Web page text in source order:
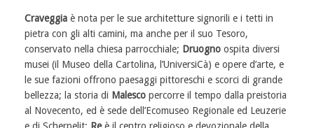
Craveggia è nota per le sue architetture signorili e i tetti in
pietra con gli alti camini, ma anche per il suo Tesoro,
conservato nella chiesa parrocchiale; Druogno ospita diversi
musei (il Museo della Cartolina, l’UniversiCà) e opere d’arte, e
le sue fazioni offrono paesaggi pittoreschi e scorci di grande
bellezza; la storia di Malesco percorre il tempo dalla preistoria
al Novecento, ed è sede dell’Ecomuseo Regionale ed Leuzerie